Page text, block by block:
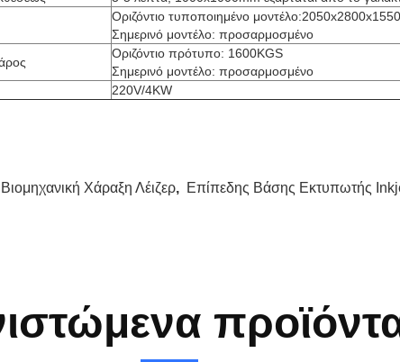
Οριζόντιο τυποποιημένο
Σημερινό μοντέλο: προσαρμοσμένο
Οριζόντιο πρότυπο: 1600KGS
Σημερινό μοντέλο: προσαρμοσμένο
220V/4KW
Βιομηχανική Χάραξη Λέιζερ, Επίπεδης Βάσης Εκτυπωτής